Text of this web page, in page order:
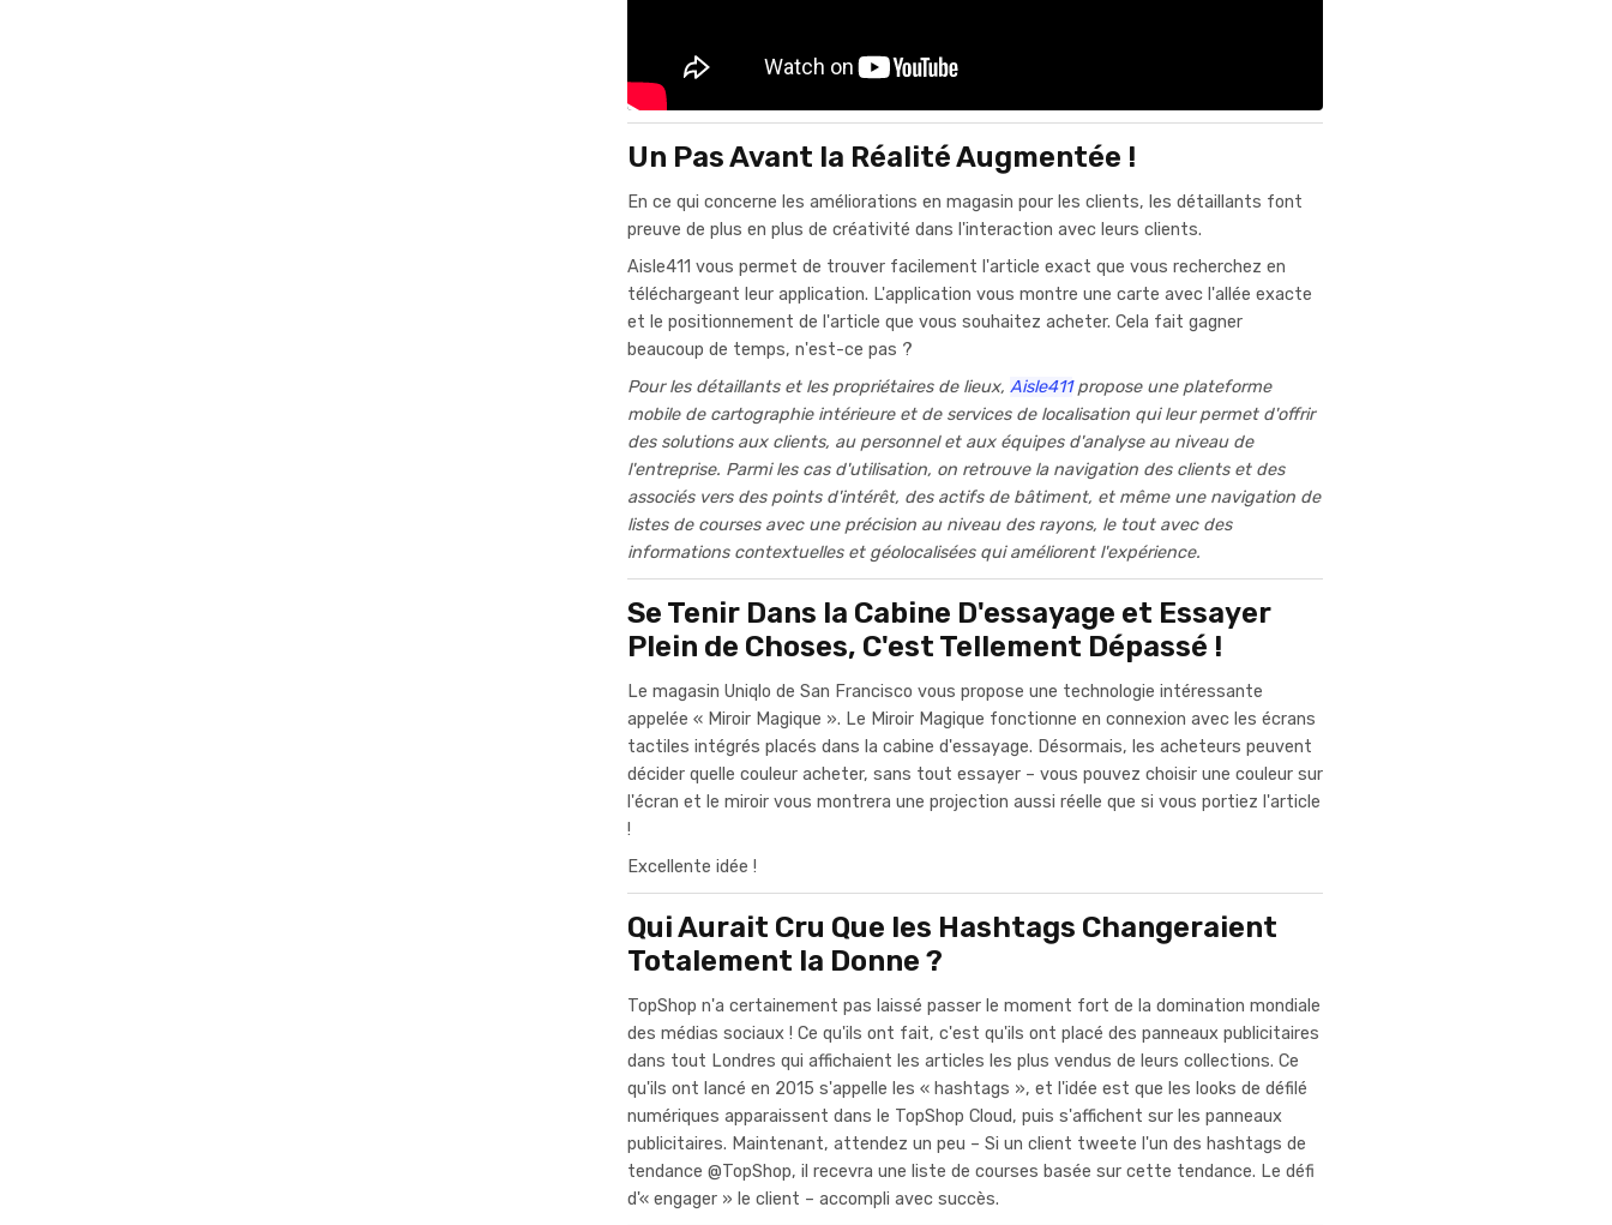
Un Pas Avant la Réalité Augmentée !
En ce qui concerne les améliorations en magasin pour les clients, les détaillants font
preuve de plus en plus de créativité dans l'interaction avec leurs clients.
Aisle411 vous permet de trouver facilement l'article exact que vous recherchez en
téléchargeant leur application. L'application vous montre une carte avec l'allée exacte
et le positionnement de l'article que vous souhaitez acheter. Cela fait gagner
beaucoup de temps, n'est-ce pas ?
Pour les détaillants et les propriétaires de lieux, Aisle411propose une plateforme
mobile de cartographie intérieure et de services de localisation qui leur permet d'offrir
des solutions aux clients, au personnel et aux équipes d'analyse au niveau de
l'entreprise. Parmi les cas d'utilisation, on retrouve la navigation des clients et des
associés vers des points d'intérêt, des actifs de bâtiment, et même une navigation de
listes de courses avec une précision au niveau des rayons, le tout avec des
informations contextuelles et géolocalisées qui améliorent l'expérience.
Se Tenir Dans la Cabine D'essayage et Essayer
Plein de Choses, C'est Tellement Dépassé !
Le magasin Uniqlo de San Francisco vous propose une technologie intéressante
appelée « Miroir Magique ». Le Miroir Magique fonctionne en connexion avec les écrans
tactiles intégrés placés dans la cabine d'essayage. Désormais, les acheteurs peuvent
décider quelle couleur acheter, sans tout essayer – vous pouvez choisir une couleur sur
l'écran et le miroir vous montrera une projection aussi réelle que si vous portiez l'article
!
Excellente idée !
Qui Aurait Cru Que les Hashtags Changeraient
Totalement la Donne ?
TopShop n'a certainement pas laissé passer le moment fort de la domination mondiale
des médias sociaux ! Ce qu'ils ont fait, c'est qu'ils ont placé des panneaux publicitaires
dans tout Londres qui affichaient les articles les plus vendus de leurs collections. Ce
qu'ils ont lancé en 2015 s'appelle les « hashtags », et l'idée est que les looks de défilé
numériques apparaissent dans le TopShop Cloud, puis s'affichent sur les panneaux
publicitaires. Maintenant, attendez un peu – Si un client tweete l'un des hashtags de
tendance @TopShop, il recevra une liste de courses basée sur cette tendance. Le défi
d'« engager » le client – accompli avec succès.